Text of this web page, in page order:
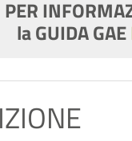
PER
la GUIDA GAE